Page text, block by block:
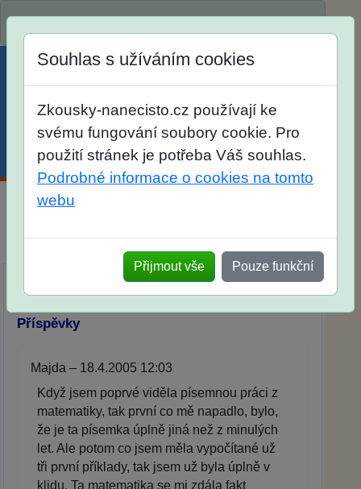
Menu Účet Košík
ohlasy po skutečných přijímacích zkouškách
Souhlas s užíváním cookies
Zkousky-nanecisto.cz používají ke
svému fungování soubory cookie. Pro
použití stránek je potřeba Váš souhlas.
Podrobné informace o cookies na tomto
webu
Přijmout vše Pouze funkční
Přidat příspěvek
Příspěvky
Majda – 18.4.2005 12:03
Když jsem poprvé viděla písemnou práci z
matematiky, tak první co mě napadlo, bylo,
že je ta písemka úplně jiná než z minulých
let. Ale potom co jsem měla vypočítané už
tři první příklady, tak jsem už byla úplně v
klidu. Ta matematika se mi zdála fakt